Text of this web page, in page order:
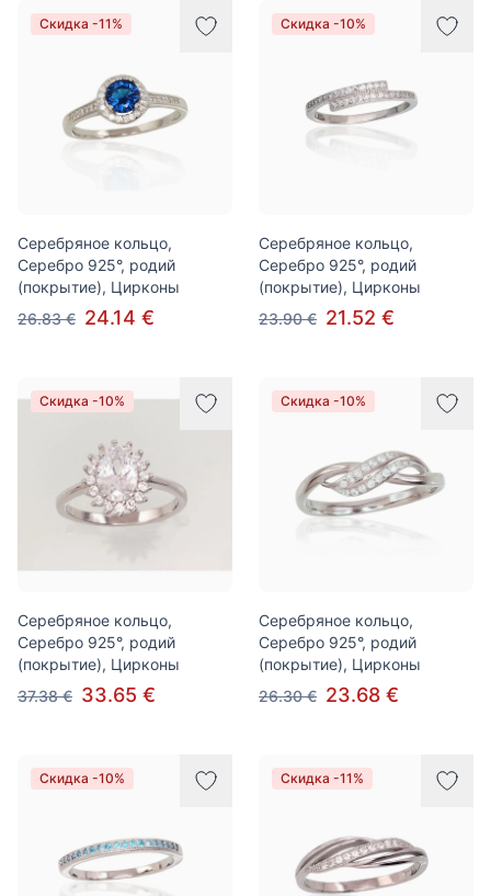
Скидка -11%
Серебряное кольцо,
Серебро 925°, родий
(покрытие), Цирконы
26.83 € 24.14 €
Скидка -10%
Серебряное кольцо,
Серебро 925°, родий
(покрытие), Цирконы
23.90 € 21.52 €
Скидка -10%
Серебряное кольцо,
Серебро 925°, родий
(покрытие), Цирконы
37.38 € 33.65 €
Скидка -10%
Серебряное кольцо,
Серебро 925°, родий
(покрытие), Цирконы
26.30 € 23.68 €
Скидка -10% Скидка -11%